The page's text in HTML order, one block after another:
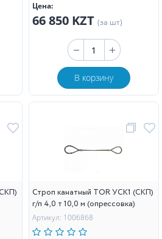
Цена:
66 850 KZT (за шт)
В корзину
Строп канатный TOR УСК1 (СКП)
г/п 4,0 т 10,0 м (опрессовка)
Артикул: 1006868